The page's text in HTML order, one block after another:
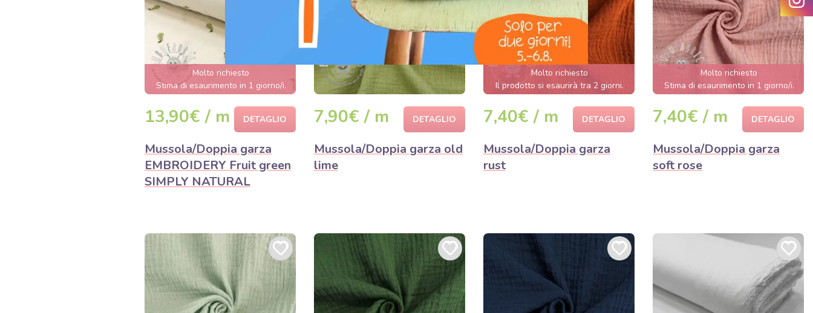
Molto richiesto
Stima di esaurimento in 1 giorno/i.
13,90€ / m DETAGLIO
Mussola/Doppia garza
EMBROIDERY Fruit green
SIMPLY NATURAL
7,90€ / m DETAGLIO
Mussola/Doppia garza old
lime
Molto richiesto
Il prodotto si esaurirà tra 2 giorni.
7,40€ / m DETAGLIO
Mussola/Doppia garza
rust
Molto richiesto
Stima di esaurimento in 1 giorno/i.
7,40€ / m DETAGLIO
Mussola/Doppia garza
soft rose